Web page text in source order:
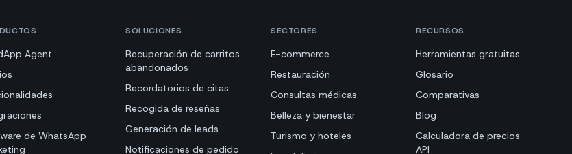
Agent
de WhatsApp
SOLUCIONES
Recuperación de carritos
abandonados
Recordatorios de citas
Recogida de reseñas
Generación de leads
Notificaciones de pedido
SECTORES
E-commerce
Restauración
Consultas médicas
Belleza y bienestar
Turismo y hoteles
RECURSOS
Herramientas gratuitas
Glosario
Comparativas
Blog
Calculadora de precios
API